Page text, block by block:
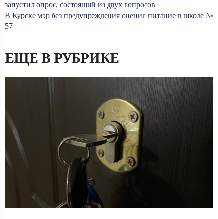
запустил опрос, состоящий из двух вопросов
В Курске мэр без предупреждения оценил питание в школе №
57
ЕЩЕ В РУБРИКЕ